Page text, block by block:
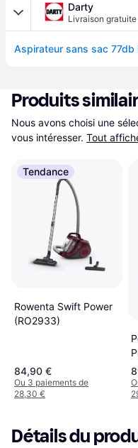
Darty
Livraison gratuite
Produits
Nous avons choisi une
vous intéresser. Tout
Tendance
Rowenta Swift Power
(RO2933)
84,90 €
Ou 3 paiements de
28,30 €
Détails du